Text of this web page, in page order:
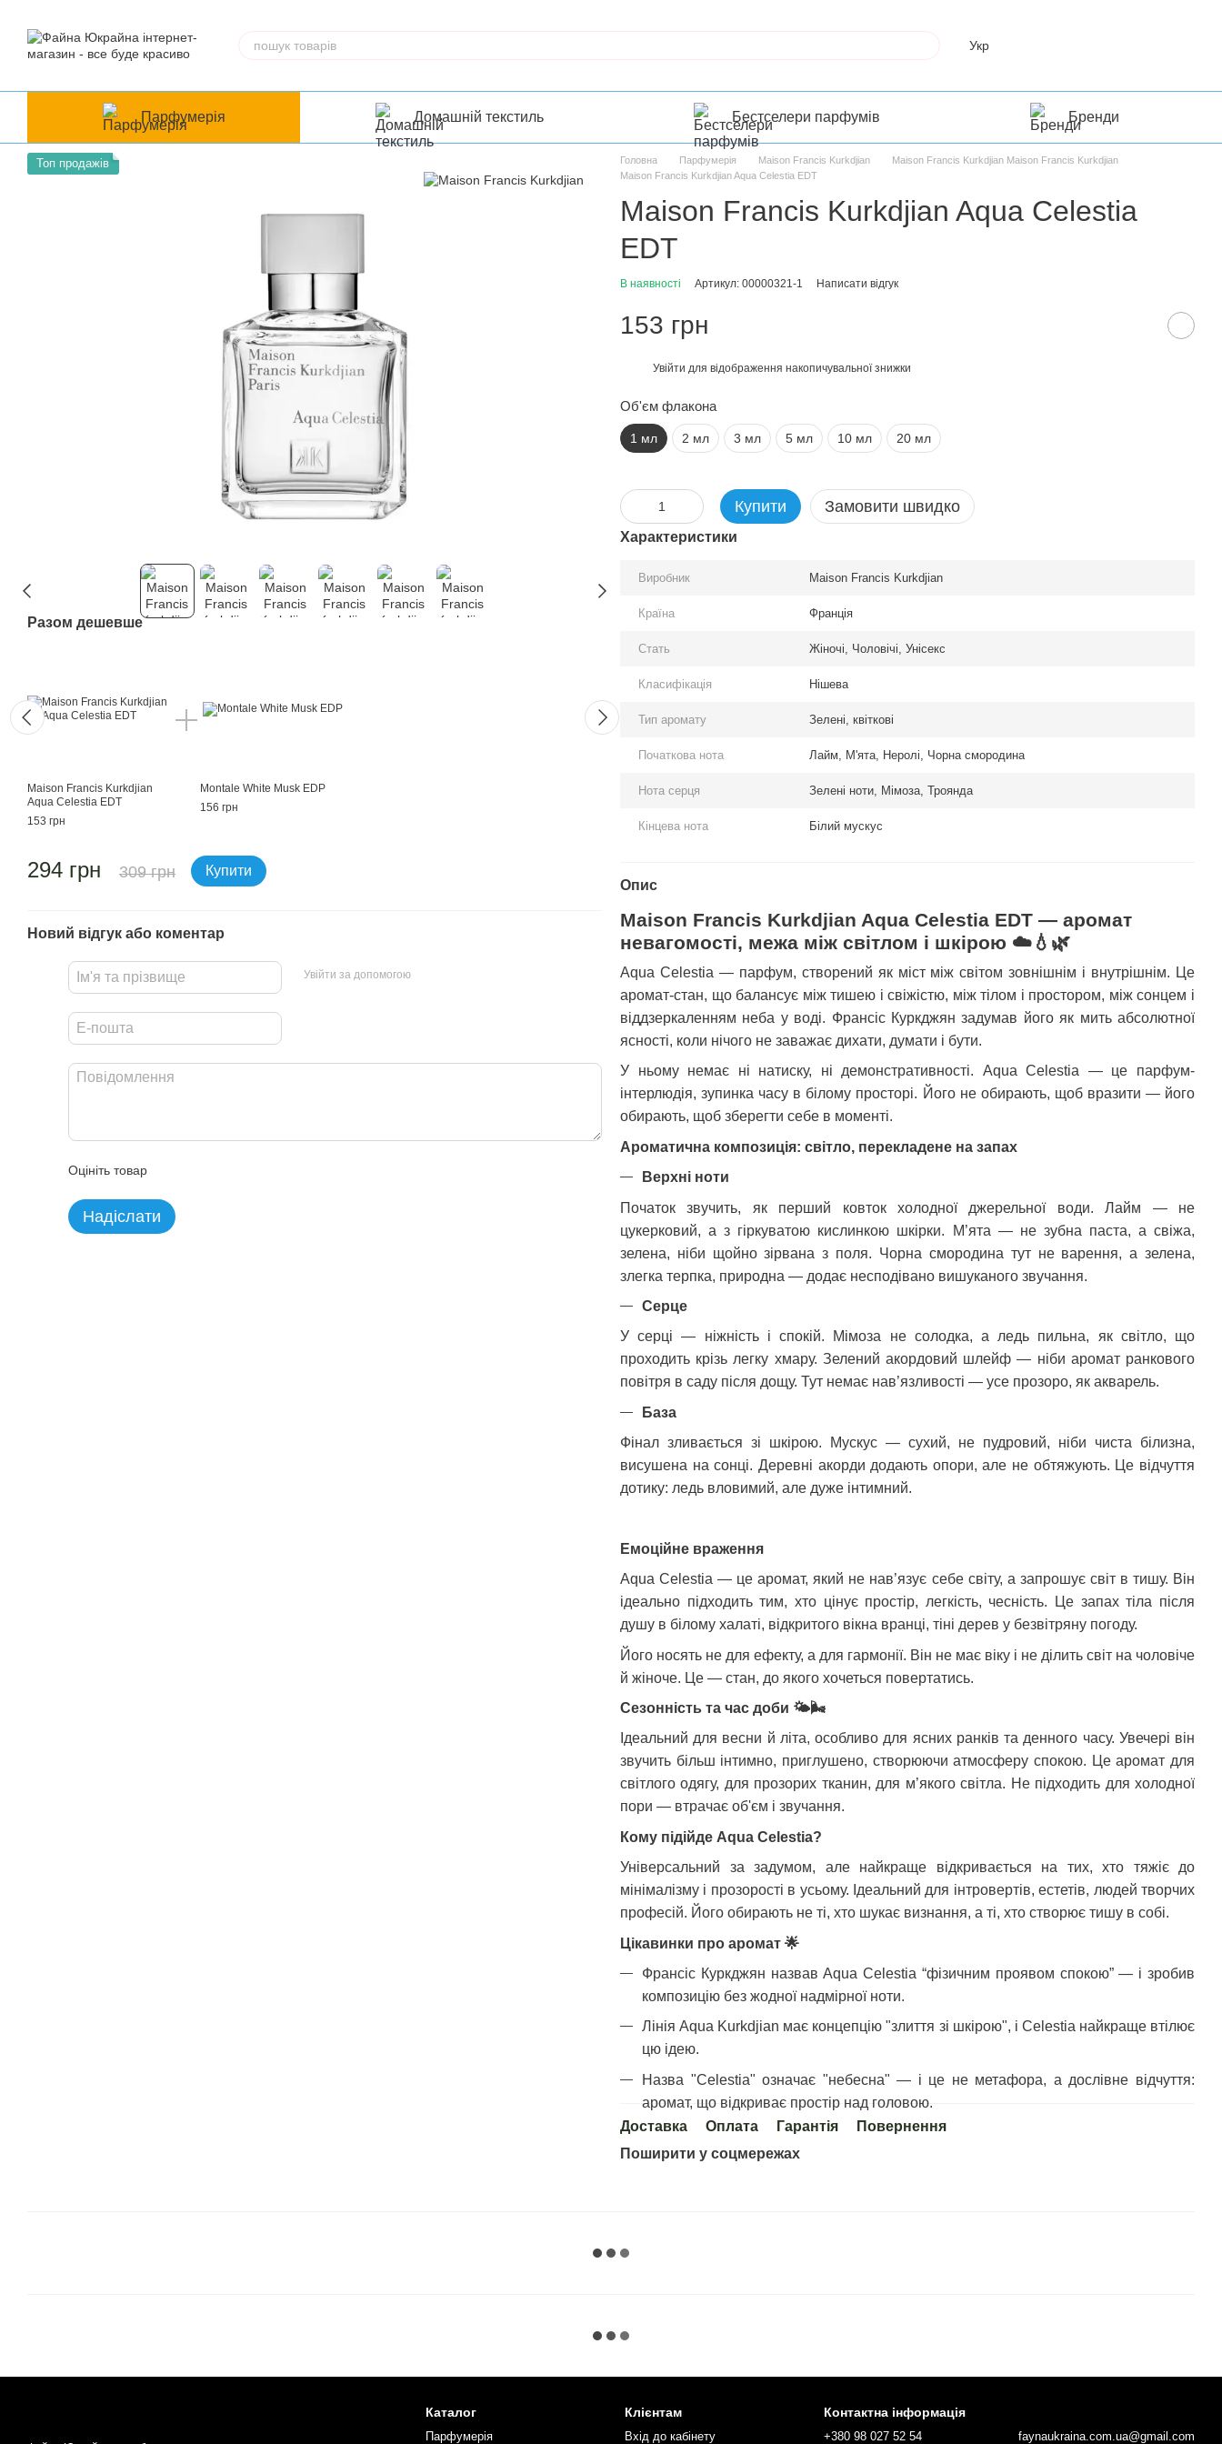
Укр
Парфумерія Домашній текстиль Бестселери парфумів Бренди
Топ продажів
Разом дешевше
Maison Francis Kurkdjian
Aqua Celestia EDT
153 грн
Montale White Musk EDP
156 грн
294 грн 309 грн Купити
Разом дешевше
Maison Francis Kurkdjian
153 грн
Amouage Reflection Eau de
820 грн
Новий відгук або коментар
Увійти за допомогою
Оцініть товар
Надіслати
Головна Парфумерія Maison Francis Kurkdjian
Maison Francis Kurkdjian Maison Francis Kurkdjian
Maison Francis Kurkdjian Aqua Celestia EDT
Maison Francis Kurkdjian Aqua Celestia
EDT
В наявності Артикул: 00000321-1 Написати відгук
153 грн
Увійти для відображення накопичувальної знижки
Об'єм флакона
1 мл 2 мл 3 мл 5 мл 10 мл 20 мл
Купити Замовити швидко
Характеристики
Виробник Maison Francis Kurkdjian
Країна Франція
Стать Жіночі, Чоловічі, Унісекс
Класифікація Нішева
Тип аромату Зелені, квіткові
Початкова нота Лайм, М'ята, Неролі, Чорна смородина
Нота серця Зелені ноти, Мімоза, Троянда
Кінцева нота Білий мускус
Опис
Maison Francis Kurkdjian Aqua Celestia EDT — аромат
невагомості, межа між світлом і шкірою ☁️💧🌿
Aqua Celestia — парфум, створений як міст між світом зовнішнім і внутрішнім. Це
аромат-стан, що балансує між тишею і свіжістю, між тілом і простором, між сонцем і
віддзеркаленням неба у воді. Франсіс Куркджян задумав його як мить абсолютної
ясності, коли нічого не заважає дихати, думати і бути.
У ньому немає ні натиску, ні демонстративності. Aqua Celestia — це парфум-
інтерлюдія, зупинка часу в білому просторі. Його не обирають, щоб вразити — його
обирають, щоб зберегти себе в моменті.
Ароматична композиція: світло, перекладене на запах
Верхні ноти
Початок звучить, як перший ковток холодної джерельної води. Лайм — не
цукерковий, а з гіркуватою кислинкою шкірки. М’ята — не зубна паста, а свіжа,
зелена, ніби щойно зірвана з поля. Чорна смородина тут не варення, а зелена,
злегка терпка, природна — додає несподівано вишуканого звучання.
Серце
У серці — ніжність і спокій. Мімоза не солодка, а ледь пильна, як світло, що
проходить крізь легку хмару. Зелений акордовий шлейф — ніби аромат ранкового
повітря в саду після дощу. Тут немає нав’язливості — усе прозоро, як акварель.
База
Фінал зливається зі шкірою. Мускус — сухий, не пудровий, ніби чиста білизна,
висушена на сонці. Деревні акорди додають опори, але не обтяжують. Це відчуття
дотику: ледь вловимий, але дуже інтимний.
Емоційне враження
Aqua Celestia — це аромат, який не нав’язує себе світу, а запрошує світ в тишу. Він
ідеально підходить тим, хто цінує простір, легкість, чесність. Це запах тіла після
душу в білому халаті, відкритого вікна вранці, тіні дерев у безвітряну погоду.
Його носять не для ефекту, а для гармонії. Він не має віку і не ділить світ на чоловіче
й жіноче. Це — стан, до якого хочеться повертатись.
Сезонність та час доби 🌤🌬
Ідеальний для весни й літа, особливо для ясних ранків та денного часу. Увечері він
звучить більш інтимно, приглушено, створюючи атмосферу спокою. Це аромат для
світлого одягу, для прозорих тканин, для м’якого світла. Не підходить для холодної
пори — втрачає об'єм і звучання.
Кому підійде Aqua Celestia?
Універсальний за задумом, але найкраще відкривається на тих, хто тяжіє до
мінімалізму і прозорості в усьому. Ідеальний для інтровертів, естетів, людей творчих
професій. Його обирають не ті, хто шукає визнання, а ті, хто створює тишу в собі.
Цікавинки про аромат 🌟
Франсіс Куркджян назвав Aqua Celestia “фізичним проявом спокою” — і зробив
композицію без жодної надмірної ноти.
Лінія Aqua Kurkdjian має концепцію "злиття зі шкірою", і Celestia найкраще втілює
цю ідею.
Назва "Celestia" означає "небесна" — і це не метафора, а дослівне відчуття:
аромат, що відкриває простір над головою.
Доставка
Оплата Гарантія
Повернення
Поширити у соцмережах
Каталог
Парфумерія
Клієнтам
Вхід до кабінету
Контактна інформація
+380 98 027 52 54 faynaukraina.com.ua@gmail.com